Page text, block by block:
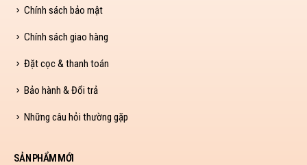
Chính sách bảo mật
Chính sách giao hàng
Đặt cọc & thanh toán
Bảo hành & Đổi trả
Những câu hỏi thường gặp
SẢN PHẨM MỚI